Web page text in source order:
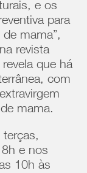
e os
para
mama”,
revista
que há
com
mama.
e nos
10h às